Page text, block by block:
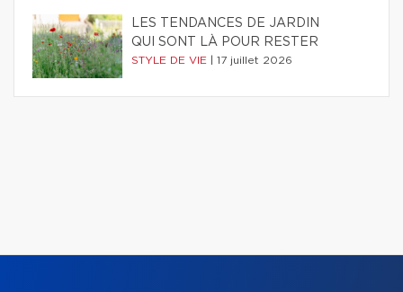
LES TENDANCES DE JARDIN
QUI SONT LÀ POUR RESTER
STYLE DE VIE 17 juillet 2026